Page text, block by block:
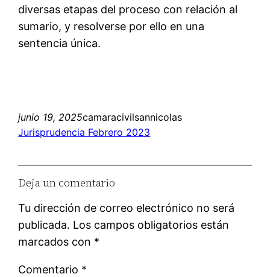
diversas etapas del proceso con relación al
sumario, y resolverse por ello en una
sentencia única.
junio 19, 2025camaracivilsannicolas
Jurisprudencia Febrero 2023
Deja un comentario
Tu dirección de correo electrónico no será
publicada. Los campos obligatorios están
marcados con *
Comentario *